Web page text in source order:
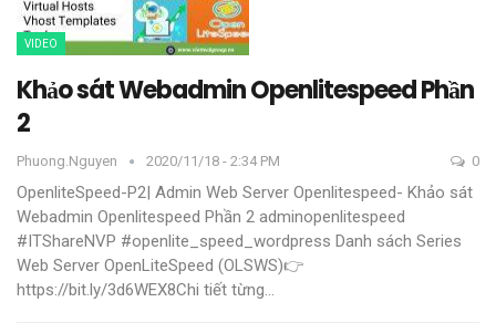
VIDEO
Khảo sát Webadmin Openlitespeed Phần
2
Phuong.nguyen 2020/11/18 - 2:34 PM 0
OpenliteSpeed-P2| Admin Web Server Openlitespeed- Khảo sát
Webadmin Openlitespeed Phần 2 adminopenlitespeed
#ITShareNVP #openlite_speed_wordpress Danh sách Series
Web Server OpenLiteSpeed (OLSWS)👉
https://bit.ly/3d6WEX8Chi tiết từng…